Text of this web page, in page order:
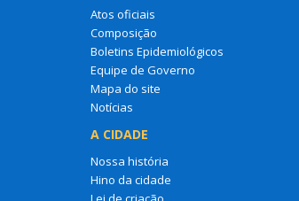
Atos oficiais
Composição
Boletins Epidemiológicos
Equipe de Governo
Mapa do site
Notícias
A CIDADE
Nossa história
Hino da cidade